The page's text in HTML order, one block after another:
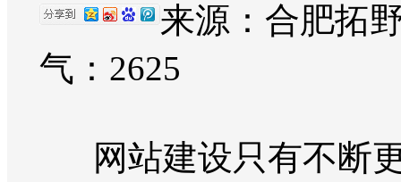
来源：合肥拓
气： 2625
网站建设只有不断更